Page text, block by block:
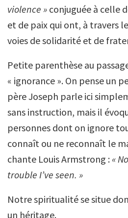
violence » conjuguée à celle
et de paix qui ont, à travers
voies de solidarité et de
Petite parenthèse au
« ignorance ». On pense un
père Joseph parle ici
sans instruction, mais il
personnes dont on ignore
connaît ou ne reconnaît le
chante Louis Armstrong : «
trouble I’ve seen. »
Notre spiritualité se situe
un héritage.